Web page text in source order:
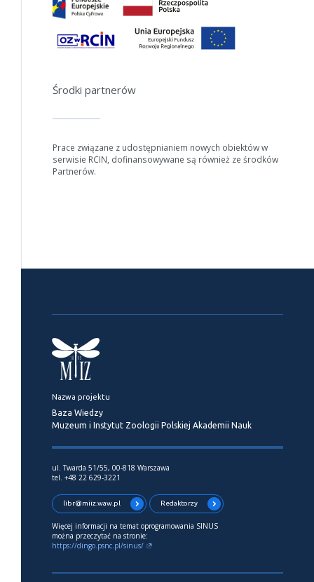
Środki partnerów
Prace związane z udostępnianiem nowych obiektów w
serwisie RCIN, dofinansowywane są również ze środków
Partnerów.
Nazwa projektu
Baza Wiedzy
Muzeum i Instytut Zoologii Polskiej Akademii Nauk
ul. Twarda 51/55, 00-818 Warszawa
tel. +48 22 629-3221
libr@miiz.waw.pl Redaktorzy
Więcej informacji na temat oprogramowania SINUS
można przeczytać na stronie:
https://dingo.psnc.pl/sinus/